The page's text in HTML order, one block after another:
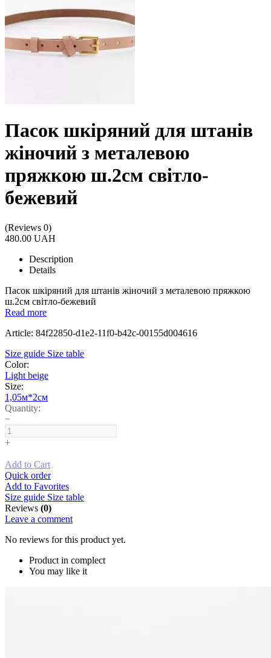
Пасок шкіряний для штанів
жіночий з металевою
пряжкою ш.2см світло-
бежевий
(Reviews 0)
480.00 UAH
Description
Details
Пасок шкіряний для штанів жіночий з металевою пряжкою
ш.2см світло-бежевий
Read more
Article: 84f22850-d1e2-11f0-b42c-00155d004616
Size guide Size table
Color:
Light beige
Size:
1,05м*2см
Quantity:
−
+
Add to Cart
Quick order
Add to Favorites
Size guide Size table
Reviews (0)
Leave a comment
No reviews for this product yet.
Product in complect
You may like it